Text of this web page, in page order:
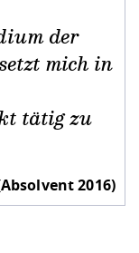
der
mich in
tätig zu
2016)